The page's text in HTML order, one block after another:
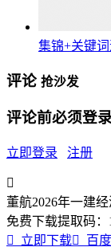
集锦+关键
评论 抢沙发
评论前必须登录
立即登录 注册

董航2026年一建
免费下载提取码：

立即下载
百